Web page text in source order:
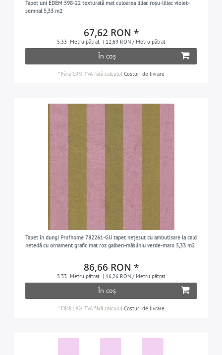
Tapet uni EDEM 598-22 texturată mat culoarea liliac roșu-liliac violet-
semnal 5,33 m2
67,62 RON *
5.33 Metru pătrat | 12,69 RON / Metru pătrat
În coș
* Fără 19% TVAfără calculul Costuri de livrare
Tapet în dungi Profhome 782261-GU tapet nețesut cu ambutisare la cald
netedă cu ornament grafic mat roz galben-măsliniu verde-maro 5,33 m2
86,66 RON *
5.33 Metru pătrat | 16,26 RON / Metru pătrat
În coș
* Fără 19% TVAfără calculul Costuri de livrare